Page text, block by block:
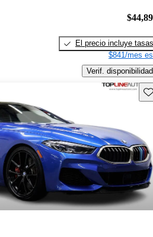
El precio incluye tasas
$841/mes
Verif. disponibilidad